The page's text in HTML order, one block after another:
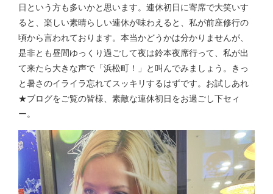
日という方も多いかと思います。連休初日に寄席で大笑いす
ると、楽しい素晴らしい連休が味わえると、私が前座修行の
頃から言われております。本当かどうかは分かりませんが、
是非とも昼間ゆっくり過ごして夜は鈴本夜席行って、私が出
て来たら大きな声で「浜松町！」と叫んでみましょう。きっ
と暑さのイライラ忘れてスッキリするはずです。お試しあれ
★ブログをご覧の皆様、素敵な連休初日をお過ごし下セィ
ー。